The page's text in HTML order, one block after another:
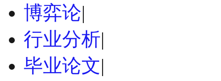
博弈论|
行业分析|
毕业论文|